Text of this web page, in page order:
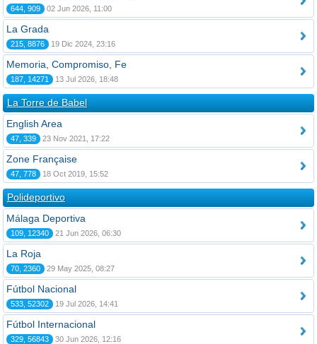
644, 909 02 Jun 2026, 11:00
La Grada
215, 8876 19 Dic 2024, 23:16
Memoria, Compromiso, Fe
187, 14271 13 Jul 2026, 18:48
La Torre de Babel
English Area
47, 339 23 Nov 2021, 17:22
Zone Française
47, 778 18 Oct 2019, 15:52
Polideportivo
Málaga Deportiva
109, 12340 21 Jun 2026, 06:30
La Roja
70, 2360 29 May 2025, 08:27
Fútbol Nacional
533, 52302 19 Jul 2026, 14:41
Fútbol Internacional
329, 56843 30 Jun 2026, 12:16